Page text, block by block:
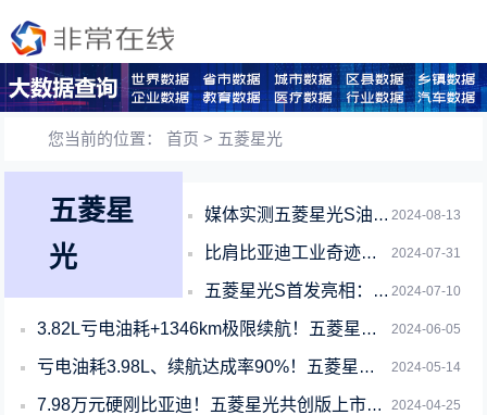
您当前的位置：首页 > 五菱星光
五菱星
光
2024-08-13
媒体实测五菱星光S油耗3.5L/100km 出行能耗成本堪比坐公交
2024-07-31
比肩比亚迪工业奇迹！五菱星光S插混版 百公里油耗3字开头
2024-07-10
五菱星光S首发亮相：车内配齐彩电、大沙发 10万块冲不冲
2024-06-05
3.82L亏电油耗+1346km极限续航！五菱星光拿下紧凑型轿车续航冠军
2024-05-14
亏电油耗3.98L、续航达成率90%！五菱星光共创版问答第一期发布
2024-04-25
7.98万元硬刚比亚迪！五菱星光共创版上市：插混纯电双动力